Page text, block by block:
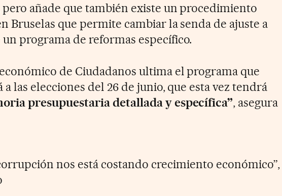
pero añade que también existe un procedimiento
Bruselas que permite cambiar la senda de ajuste a
programa de reformas específico.
de Ciudadanos ultima el programa que
a las elecciones del 26 de junio, que esta vez tendrá
presupuestaria detallada y específica”, asegura
nos está costando crecimiento económico”,